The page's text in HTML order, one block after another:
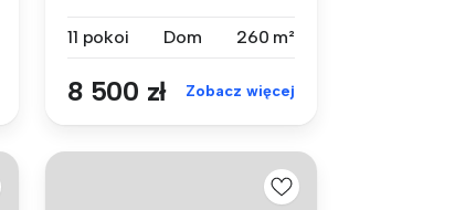
11 pokoi
Dom 260 m²
8 500 zł Zobacz więcej